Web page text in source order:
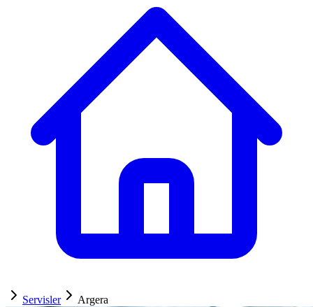
Servisler Argera